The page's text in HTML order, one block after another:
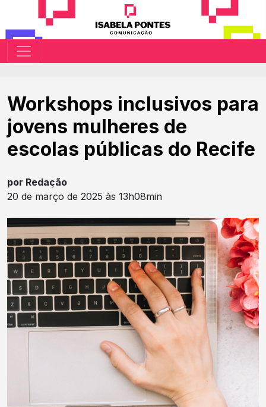
Workshops inclusivos para
jovens mulheres de
escolas públicas do Recife
por Redação
20 de março de 2025 às 13h08min